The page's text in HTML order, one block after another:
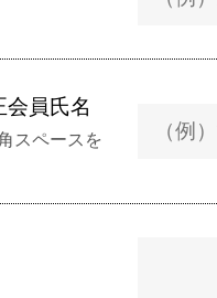
員氏名
スペースを